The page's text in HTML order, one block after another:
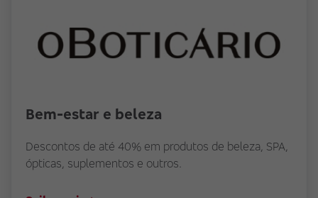
Bem-estar e beleza
Descontos de até 40% em produtos de beleza, SPA,
ópticas, suplementos e outros.